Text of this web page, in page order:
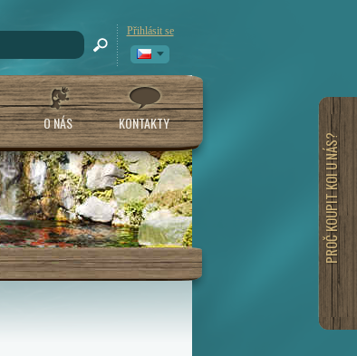
Přihlásit se
O NÁS KONTAKTY
PROČ KOUPIT KOI U NÁS?